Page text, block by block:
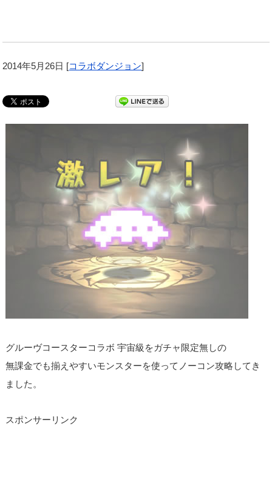
2014年5月26日 [コラボダンジョン]
グルーヴコースターコラボ 宇宙級をガチャ限定無しの
無課金でも揃えやすいモンスターを使ってノーコン攻略してき
ました。
スポンサーリンク